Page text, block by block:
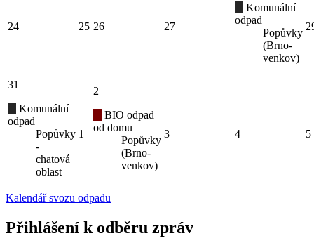
24 25 26 27
Komunální
odpad
Popůvky
(Brno-
venkov)
31
Komunální
odpad
Popůvky
-
chatová
oblast
1
2
BIO odpad
od domu
Popůvky
(Brno-
venkov)
3 4 5
Kalendář svozu odpadu
Přihlášení k odběru zpráv